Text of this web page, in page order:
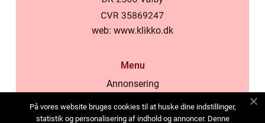
web: www.klikko.dk
Menu
Annonsering
Cookies
På vores website bruges cookies til at huske dine indstillinger,
statistik og personalisering af indhold og annoncer. Denne